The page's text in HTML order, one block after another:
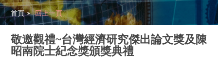
首頁 回上一頁
敬邀觀禮~台灣經濟研究傑出論文獎及陳
昭南院士紀念獎頒獎典禮